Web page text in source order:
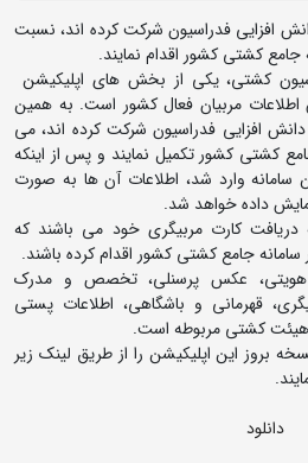
افزایی فدراسیون شرکت کرده اند، نسبت
جامع کشتی کشور اقدام نمایند.
کشتی، یکی از بخش های اپلیکیشن
مربیان فعال کشور است. به همین
افزایی فدراسیون شرکت کرده اند، می
کشتی کشور تکمیل نمایند و پس از اینکه
سامانه وارد شد، اطلاعات آن ها به صورت
داده خواهد شد.
دریافت کارت مربیگری خود می باشند که
جامع کشتی کشور اقدام کرده باشند.
هویتی، عکس پرسنلی، تخصص و مدرک
قهرمانی و باشگاهی، اطلاعات پستی
هیئت کشتی مربوطه است.
بروز این اپلیکیشن را از طریق لینک زیر
دانلود